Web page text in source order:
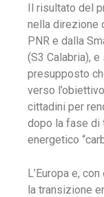
Il risultato del
nella direzione
PNR e dalla
(S3 Calabria),
presupposto
verso
cittadini per
dopo la fase di
energetico
L’Europa e,
la transizione